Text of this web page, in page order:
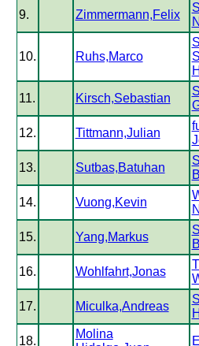
9. Zimmermann,Felix
10. Ruhs,Marco
11. Kirsch,Sebastian
12. Tittmann,Julian
13. Sutbas,Batuhan
14. Vuong,Kevin
15. Yang,Markus
16. Wohlfahrt,Jonas
17. Miculka,Andreas
18.
Molina